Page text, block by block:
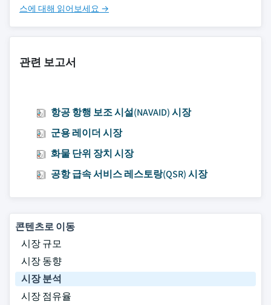
스에 대해 읽어보세요 →
관련 보고서
항공 항행 보조 시설(NAVAID) 시장
군용 레이더 시장
화물 단위 장치 시장
공항 급속 서비스 레스토랑(QSR) 시장
콘텐츠로 이동
시장 규모
시장 동향
시장 분석
시장 점유율